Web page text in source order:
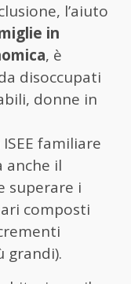
l’aiuto
in
, è
disoccupati
donne in
familiare
anche il
superare i
composti
grandi).